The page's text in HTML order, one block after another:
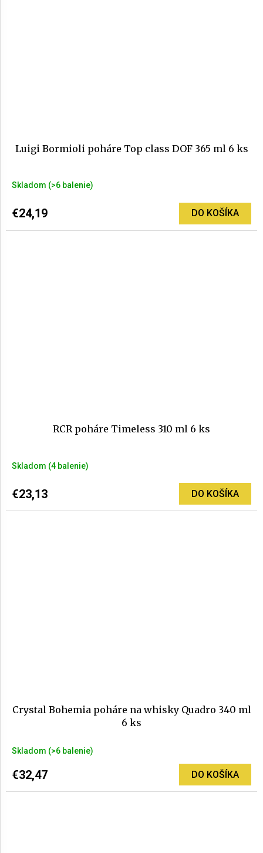
Luigi Bormioli poháre Top class DOF ​​365 ml 6 ks
Skladom (>6 balenie)
€24,19 DO KOŠÍKA
RCR poháre Timeless 310 ml 6 ks
Skladom (4 balenie)
€23,13 DO KOŠÍKA
Crystal Bohemia poháre na whisky Quadro 340 ml
6 ks
hodnotenie
produktu
je
5,0
Skladom (>6 balenie)
€32,47 DO KOŠÍKA